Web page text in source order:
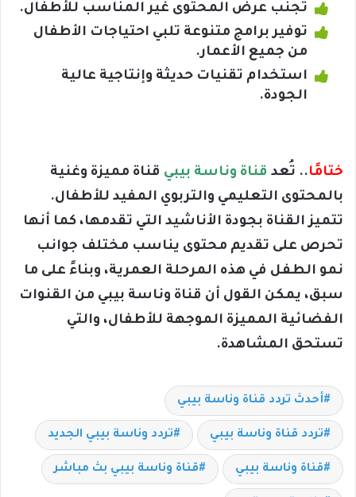
تجنب عرض المحتوى غير المناسب للأطفال.
توفير برامج متنوعة تلبي احتياجات الأطفال
من جميع الأعمار.
استخدام تقنيات حديثة وإنتاجية عالية
الجودة.
ختامًا.. تُعد قناة وناسة بيبي قناة مميزة وغنية
بالمحتوى التعليمي والتربوي المفيد للأطفال.
تتميز القناة بجودة الأناشيد التي تقدمها، كما أنها
تحرص على تقديم محتوى يناسب مختلف جوانب
نمو الطفل في هذه المرحلة العمرية، وبناءً على ما
سبق، يمكن القول أن قناة وناسة بيبي من القنوات
الفضائية المميزة الموجهة للأطفال، والتي
تستحق المشاهدة.
أحدث تردد قناة وناسة بيبي
تردد قناة وناسة بيبي تردد وناسة بيبي الجديد
قناة وناسة بيبي قناة وناسة بيبي بث مباشر